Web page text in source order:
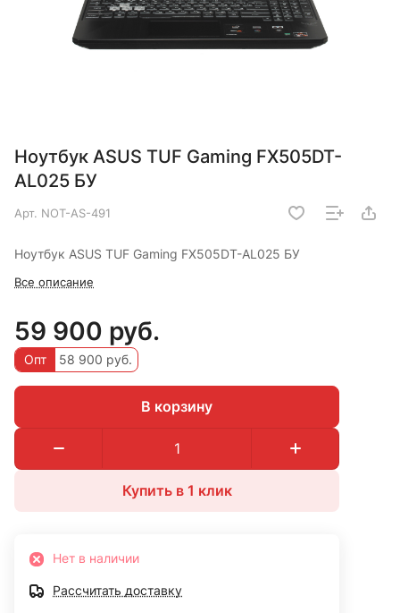
Ноутбук ASUS TUF Gaming FX505DT-
AL025 БУ
Арт. NOT-AS-491
Ноутбук ASUS TUF Gaming FX505DT-AL025 БУ
Все описание
59 900 руб.
Опт 58 900 руб.
В корзину
Купить в 1 клик
Нет в наличии
Рассчитать доставку